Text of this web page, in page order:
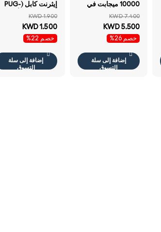
10000 ميجابت في
الثانية إيثرنت كابل
أسود
KWD 7.400
KWD 5.500
خصم 26%
إضافة إلى سلة
التسوق
إيثرنت كابل (PUG-
C6) - 5 متر / أسود
KWD 1.900
KWD 1.500
خصم 22%
إضافة إلى سلة
التسوق